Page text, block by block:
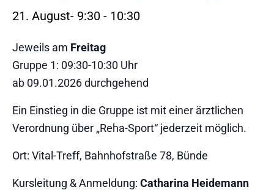
21. August- 9:30 - 10:30
Jeweils am Freitag
Gruppe 1: 09:30-10:30 Uhr
ab 09.01.2026 durchgehend
Ein Einstieg in die Gruppe ist mit einer ärztlichen
Verordnung über „Reha-Sport“ jederzeit möglich.
Ort: Vital-Treff, Bahnhofstraße 78, Bünde
Kursleitung & Anmeldung: Catharina Heidemann